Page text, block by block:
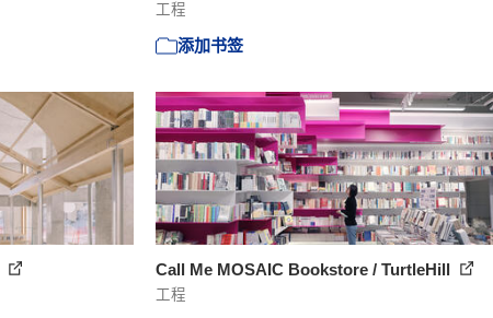
工程
添加书签
Call Me MOSAIC Bookstore / TurtleHill
工程